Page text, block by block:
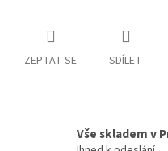
ZEPTAT SE SDÍLET
Vše skladem v